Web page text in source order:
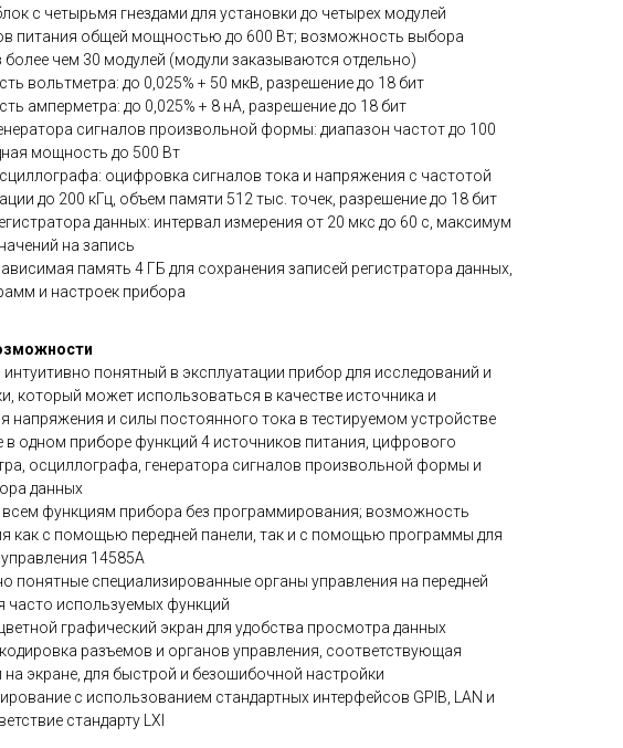
с четырьмя гнездами для установки до четырех модулей
питания общей мощностью до 600 Вт; возможность выбора
чем 30 модулей (модули заказываются отдельно)
вольтметра: до 0,025% + 50 мкВ, разрешение до 18 бит
амперметра: до 0,025% + 8 нА, разрешение до 18 бит
сигналов произвольной формы: диапазон частот до 100
мощность до 500 Вт
оцифровка сигналов тока и напряжения с частотой
до 200 кГц, объем памяти 512 тыс. точек, разрешение до 18 бит
данных: интервал измерения от 20 мкс до 60 с, максимум
на запись
память 4 ГБ для сохранения записей регистратора данных,
и настроек прибора
понятный в эксплуатации прибор для исследований и
который может использоваться в качестве источника и
напряжения и силы постоянного тока в тестируемом устройстве
в одном приборе функций 4 источников питания, цифрового
осциллографа, генератора сигналов произвольной формы и
данных
всем функциям прибора без программирования; возможность
как с помощью передней панели, так и с помощью программы для
14585A
понятные специализированные органы управления на передней
часто используемых функций
графический экран для удобства просмотра данных
кодировка разъемов и органов управления, соответствующая
на экране, для быстрой и безошибочной настройки
с использованием стандартных интерфейсов GPIB, LAN и
стандарту LXI